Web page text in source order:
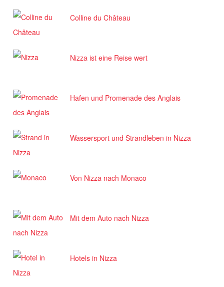
Colline du Château
Nizza ist eine Reise wert
Hafen und Promenade des Anglais
Wassersport und Strandleben in Nizza
Von Nizza nach Monaco
Mit dem Auto nach Nizza
Hotels in Nizza